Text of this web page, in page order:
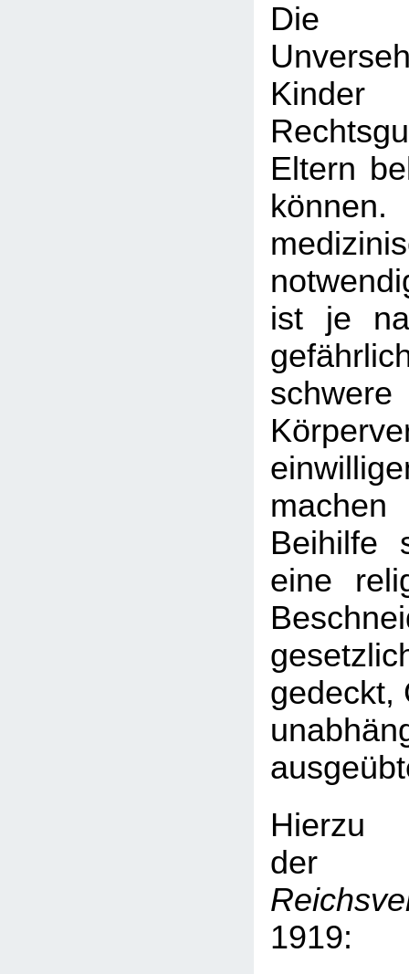
Die
Eltern
ist je
schwere
Beihilfe
eine
gedeckt,
1919: